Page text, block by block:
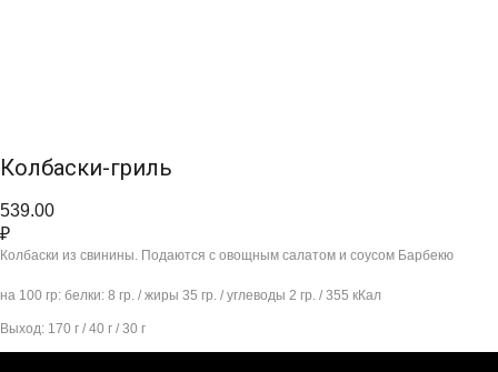
Колбаски-гриль
539.00
₽
Колбаски из свинины. Подаются с овощным салатом и соусом Барбекю
на 100 гр: белки: 8 гр. / жиры 35 гр. / углеводы 2 гр. / 355 кКал
Выход: 170 г / 40 г / 30 г